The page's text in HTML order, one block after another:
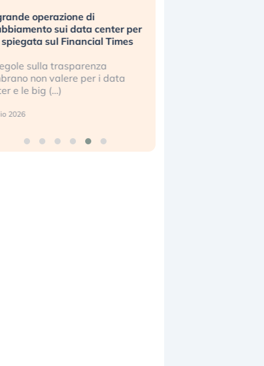
Bending Spoons non basta. Perché
la tecnologia europea non riesce a
scalare?
Perché gli americani e i cinesi ci
stanno superando in ogni campo (…)